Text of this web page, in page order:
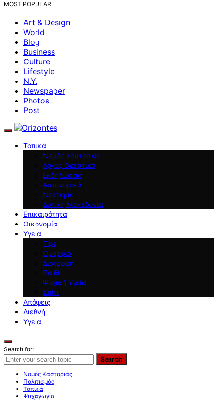
MOST POPULAR
Art & Design
World
Blog
Business
Culture
Lifestyle
N.Y.
Newspaper
Photos
Post
Τοπικά
Νομός Καστοριάς
Άργος Ορεστικό
Εκδηλώσεις
Αστυνομικά
Νεστόριο
Δυτική Μακεδονία
Επικαιρότητα
Οικονομία
Υγεία
Tips
Ομορφιά
Διατροφή
Παιδί
Ψυχική Υγεία
Σπίτι
Απόψεις
Διεθνή
Υγεία
Search for:
Search
Νομός Καστοριάς
Πολιτισμός
Τοπικά
Ψυχαγωγία